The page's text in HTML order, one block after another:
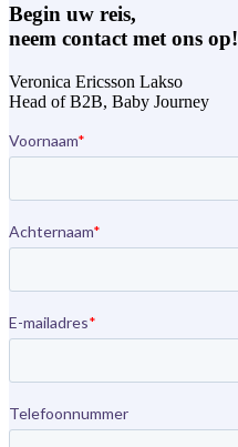
Begin uw reis,
neem contact met ons op!
Veronica Ericsson Lakso
Head of B2B, Baby Journey